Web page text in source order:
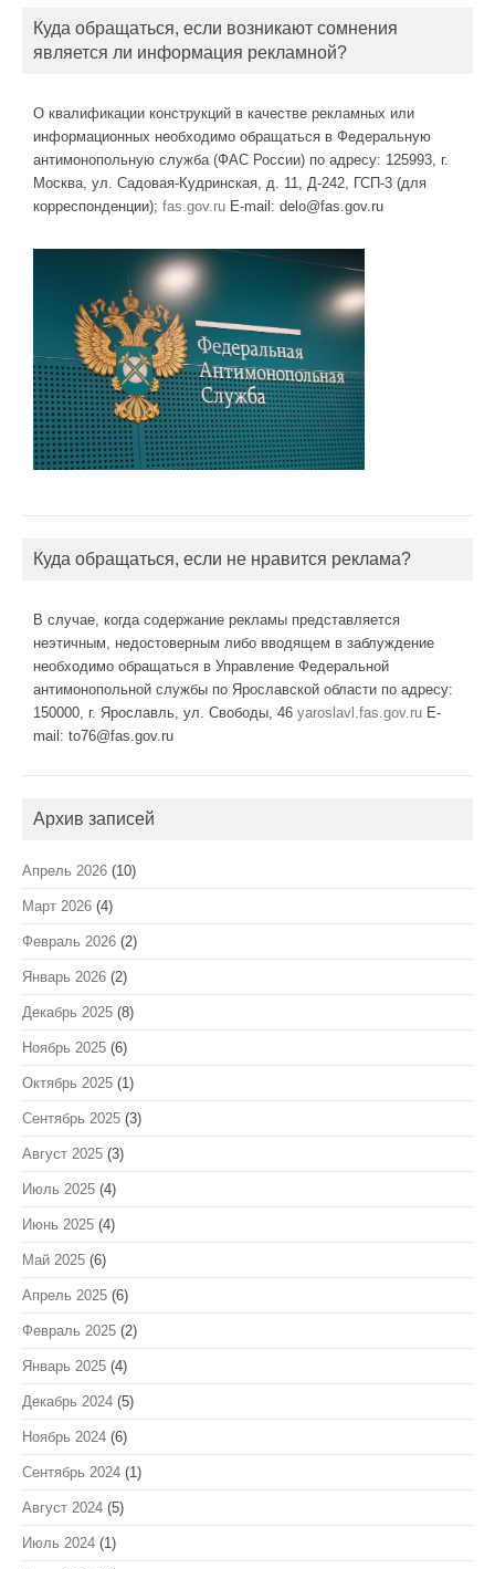
Куда обращаться, если возникают сомнения
является ли информация рекламной?
О квалификации конструкций в качестве рекламных или
информационных необходимо обращаться в Федеральную
антимонопольную служба (ФАС России) по адресу: 125993, г.
Москва, ул. Садовая-Кудринская, д. 11, Д-242, ГСП-3 (для
корреспонденции); fas.gov.ru E-mail: delo@fas.gov.ru
Куда обращаться, если не нравится реклама?
В случае, когда содержание рекламы представляется
неэтичным, недостоверным либо вводящем в заблуждение
необходимо обращаться в Управление Федеральной
антимонопольной службы по Ярославской области по адресу:
150000, г. Ярославль, ул. Свободы, 46 yaroslavl.fas.gov.ru E-
mail: to76@fas.gov.ru
Архив записей
Апрель 2026 (10)
Март 2026 (4)
Февраль 2026 (2)
Январь 2026 (2)
Декабрь 2025 (8)
Ноябрь 2025 (6)
Октябрь 2025 (1)
Сентябрь 2025 (3)
Август 2025 (3)
Июль 2025 (4)
Июнь 2025 (4)
Май 2025 (6)
Апрель 2025 (6)
Февраль 2025 (2)
Январь 2025 (4)
Декабрь 2024 (5)
Ноябрь 2024 (6)
Сентябрь 2024 (1)
Август 2024 (5)
Июль 2024 (1)